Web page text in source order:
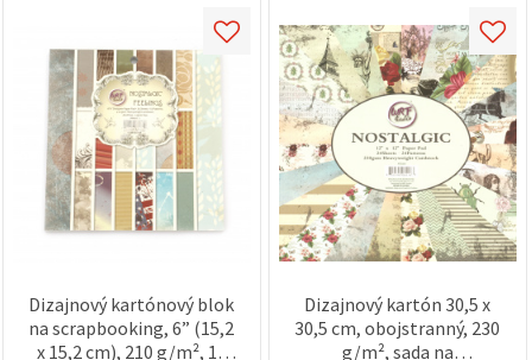
Dizajnový kartónový blok
na scrapbooking, 6” (15,2
x 15,2 cm), 210 g/m², 18
Dizajnový kartón 30,5 x
30,5 cm, obojstranný, 230
g/m², sada na